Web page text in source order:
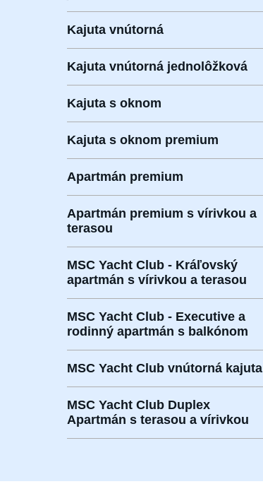
Kajuta vnútorná
Kajuta vnútorná jednolôžková
Kajuta s oknom
Kajuta s oknom premium
Apartmán premium
Apartmán premium s vírivkou a
terasou
MSC Yacht Club - Kráľovský
apartmán s vírivkou a terasou
MSC Yacht Club - Executive a
rodinný apartmán s balkónom
MSC Yacht Club vnútorná kajuta
MSC Yacht Club Duplex
Apartmán s terasou a vírivkou